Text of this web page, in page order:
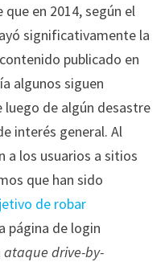
que en 2014, según el
significativamente la
publicado en
algunos siguen
de algún desastre
interés general. Al
a los usuarios a sitios
que han sido
de robar
página de login
ataque drive-by-